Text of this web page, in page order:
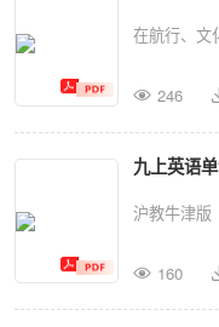
在航行、文
化对生活产生了深远影
到无所适从
短暂的度假
义，人们开
规律的行程
人陷入无意
246
九上英语
沪教牛津版
160